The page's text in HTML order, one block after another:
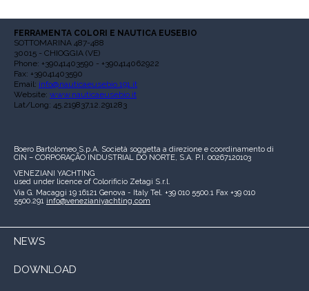
FERRAMENTA COLORI E NAUTICA EUSEBIO
SOTTOMARINA 487-488
30015 - CHIOGGIA (VE)
Phone: +39041403590 - +390414062922
Fax: +39041403590
Email: info@nauticaeusebio.191.it
Website: www.nauticaeusebio.it
Lat/Long: 45.219837,12.291283
Boero Bartolomeo S.p.A. Società soggetta a direzione e coordinamento di
CIN – CORPORAÇÃO INDUSTRIAL DO NORTE, S.A. P.I. 00267120103
VENEZIANI YACHTING
used under licence of Colorificio Zetagi S.r.l.
Via G. Macaggi 19 16121 Genova - Italy Tel. +39 010 5500.1 Fax +39 010
5500.291 info@venezianiyachting.com
NEWS
DOWNLOAD